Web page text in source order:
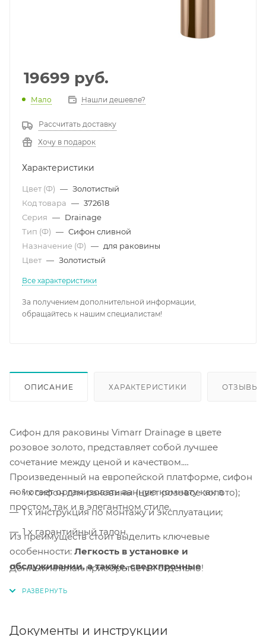
19699 руб.
Мало Нашли дешевле?
Рассчитать доставку
Хочу в подарок
Характеристики
Цвет (Ф) — Золотистый
Код товара — 372618
Серия — Drainage
Тип (Ф) — Сифон сливной
Назначение (Ф) — для раковины
Цвет — Золотистый
Все характеристики
За получением дополнительной информации,
обращайтесь к нашим специалистам!
ОПИСАНИЕ ХАРАКТЕРИСТИКИ ОТЗЫВЫ
Сифон для раковины Vimarr Drainage в цвете
розовое золото, представляет собой лучшее
сочетание между ценой и качеством.
Произведенный на европейской платформе, сифон
помогает организовать ванную комнату как в
простом, так и в элегантном стиле.
Из преимуществ стоит выделить ключевые
особенности: Легкость в установке и
обслуживании, а также, сверхпрочные
выполняется за несколько минут.
1 x сифон для раковины (цвет розовое золото);
1 x инструкция по монтажу и эксплуатации;
1 x гарантийный талон.
Донный клапан приобретается отдельно!
Документы и инструкции